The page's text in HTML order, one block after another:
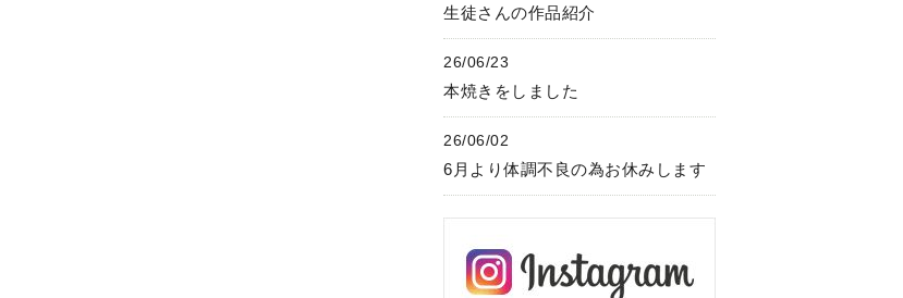
生徒さんの作品紹介
26/06/23
本焼きをしました
26/06/02
6月より体調不良の為お休みします